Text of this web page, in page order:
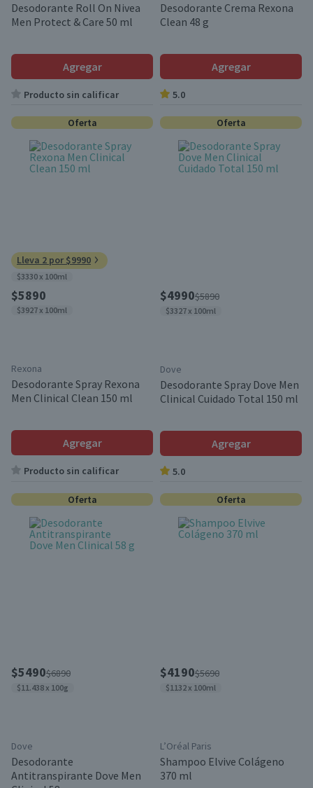
Desodorante Roll On Nivea
Men Protect & Care 50 ml
Agregar
Producto sin calificar
Desodorante Crema Rexona
Clean 48 g
Agregar
5.0
Oferta
Lleva 2 por $9990
$3330 x 100ml
$5890
$3927 x 100ml
Rexona
Desodorante Spray Rexona
Men Clinical Clean 150 ml
Agregar
Producto sin calificar
Oferta
$4990$5890
$3327 x 100ml
Dove
Desodorante Spray Dove Men
Clinical Cuidado Total 150 ml
Agregar
5.0
Oferta
$5490$6890
$11.438 x 100g
Dove
Desodorante
Antitranspirante Dove Men
Oferta
$4190$5690
$1132 x 100ml
L’Oréal Paris
Shampoo Elvive Colágeno
370 ml